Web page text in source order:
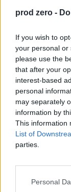
prod zero -
If you wish to
your personal or
please use the
that after your
interest-based
personal
may separately
information by
This information
List of
parties.
Personal
Węgry mają
Głosowanie
Klub
Bakę, byłego
kandydata na
głosowania.